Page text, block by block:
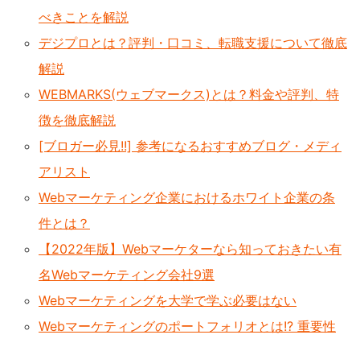
べきことを解説
デジプロとは？評判・口コミ、転職支援について徹底
解説
WEBMARKS(ウェブマークス)とは？料金や評判、特
徴を徹底解説
[ブロガー必見!!] 参考になるおすすめブログ・メディ
アリスト
Webマーケティング企業におけるホワイト企業の条
件とは？
【2022年版】Webマーケターなら知っておきたい有
名Webマーケティング会社9選
Webマーケティングを大学で学ぶ必要はない
Webマーケティングのポートフォリオとは!? 重要性